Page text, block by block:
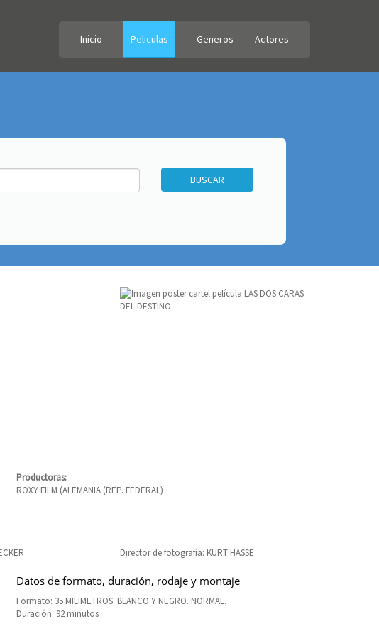
Inicio Peliculas Generos Actores
Productoras:
ROXY FILM (ALEMANIA (REP. FEDERAL)
Director de fotografía: KURT HASSE
Datos de formato, duración, rodaje y montaje
Formato: 35 MILIMETROS. BLANCO Y NEGRO. NORMAL.
Duración: 92 minutos